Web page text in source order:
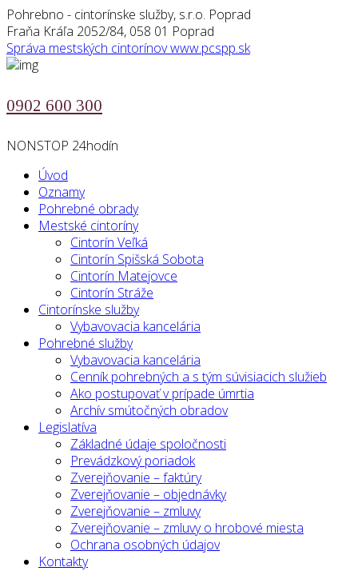
Pohrebno - cintorínske služby, s.r.o. Poprad
Fraňa Kráľa 2052/84, 058 01 Poprad
Správa mestských cintorínovwww.pcspp.sk
0902 600 300
NONSTOP 24hodín
Úvod
Oznamy
Pohrebné obrady
Mestské cintoríny
Cintorín Veľká
Cintorín Spišská Sobota
Cintorín Matejovce
Cintorín Stráže
Cintorínske služby
Vybavovacia kancelária
Pohrebné služby
Vybavovacia kancelária
Cenník pohrebných a s tým súvisiacich služieb
Ako postupovať v prípade úmrtia
Archív smútočných obradov
Legislatíva
Základné údaje spoločnosti
Prevádzkový poriadok
Zverejňovanie – faktúry
Zverejňovanie – objednávky
Zverejňovanie – zmluvy
Zverejňovanie – zmluvy o hrobové miesta
Ochrana osobných údajov
Kontakty